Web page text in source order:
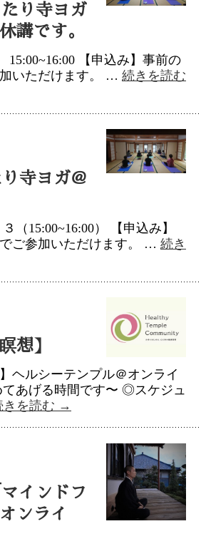
り寺ヨガ
講です。
15:00~16:00 【申込み】事前の
いただけます。 … 続きを読む
寺ヨガ＠
（15:00~16:00） 【申込み】
ご参加いただけます。 … 続き
想】
ヘルシーテンプル＠オンライ
てあげる時間です〜 ◎スケジュ
きを読む →
インドフ
ンライ